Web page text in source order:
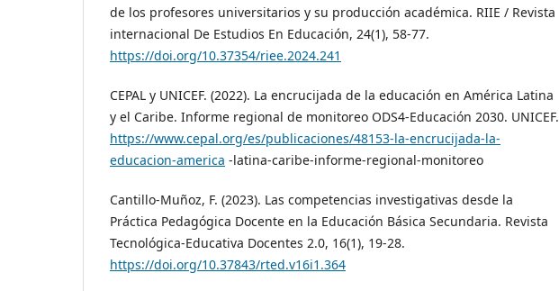
de los profesores universitarios y su producción académica. RIIE / Revista
internacional De Estudios En Educación, 24(1), 58-77.
https://doi.org/10.37354/riee.2024.241
CEPAL y UNICEF. (2022). La encrucijada de la educación en América Latina
y el Caribe. Informe regional de monitoreo ODS4-Educación 2030. UNICEF.
https://www.cepal.org/es/publicaciones/48153-la-encrucijada-la-
educacion-america -latina-caribe-informe-regional-monitoreo
Cantillo-Muñoz, F. (2023). Las competencias investigativas desde la
Práctica Pedagógica Docente en la Educación Básica Secundaria. Revista
Tecnológica-Educativa Docentes 2.0, 16(1), 19-28.
https://doi.org/10.37843/rted.v16i1.364